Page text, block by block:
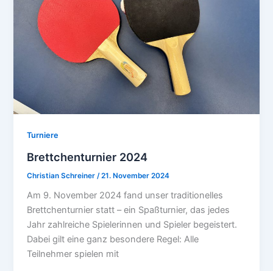
Turniere
Brettchenturnier 2024
Christian Schreiner /21. November 2024
Am 9. November 2024 fand unser traditionelles
Brettchenturnier statt – ein Spaßturnier, das jedes
Jahr zahlreiche Spielerinnen und Spieler begeistert.
Dabei gilt eine ganz besondere Regel: Alle
Teilnehmer spielen mit